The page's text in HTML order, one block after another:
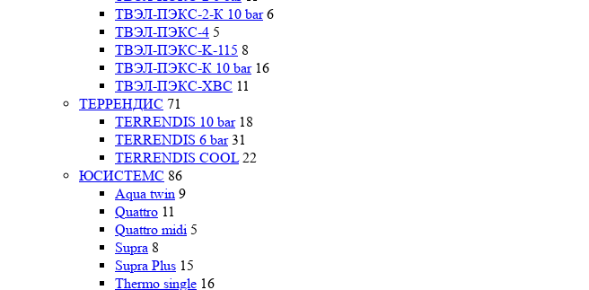
ТВЭЛ-ПЭКС-2-К 10 bar 6
ТВЭЛ-ПЭКС-4 5
ТВЭЛ-ПЭКС-K-115 8
ТВЭЛ-ПЭКС-К 10 bar 16
ТВЭЛ-ПЭКС-ХВС 11
ТЕРРЕНДИС 71
TERRENDIS 10 bar 18
TERRENDIS 6 bar 31
TERRENDIS COOL 22
ЮСИСТЕМС 86
Aqua twin 9
Quattro 11
Quattro midi 5
Supra 8
Supra Plus 15
Thermo single 16